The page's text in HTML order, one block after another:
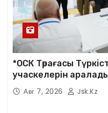
*ОСК Төрағасы
учаскелерін
Авг 7, 2026 Jsk.kz